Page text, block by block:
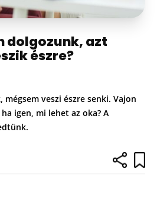
dolgozunk, azt
észre?
mégsem veszi észre senki. Vajon
igen, mi lehet az oka? A